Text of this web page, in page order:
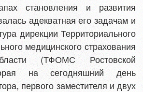
становления и развития
адекватная его задачам и
дирекции Территориального
медицинского страхования
(ТФОМС Ростовской
на сегодняшний день
первого заместителя и двух